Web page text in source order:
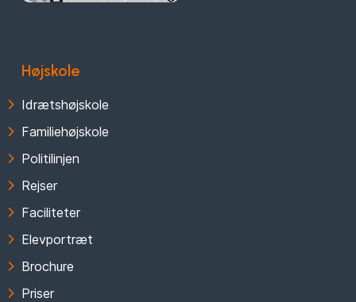
Højskole
Idrætshøjskole
Familiehøjskole
Politilinjen
Rejser
Faciliteter
Elevportræt
Brochure
Priser